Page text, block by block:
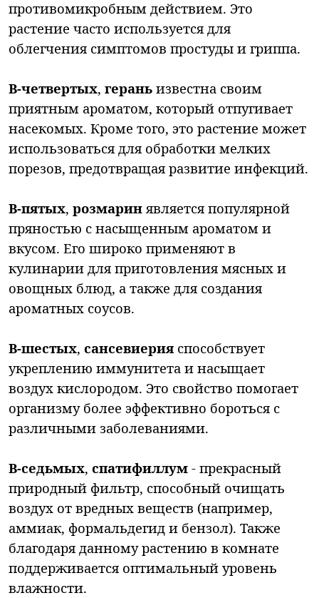
противомикробным действием. Это
растение часто используется для
облегчения симптомов простуды и гриппа.
В-четвертых, герань известна своим
приятным ароматом, который отпугивает
насекомых. Кроме того, это растение может
использоваться для обработки мелких
порезов, предотвращая развитие инфекций.
В-пятых, розмарин является популярной
пряностью с насыщенным ароматом и
вкусом. Его широко применяют в
кулинарии для приготовления мясных и
овощных блюд, а также для создания
ароматных соусов.
В-шестых, сансевиерия способствует
укреплению иммунитета и насыщает
воздух кислородом. Это свойство помогает
организму более эффективно бороться с
различными заболеваниями.
В-седьмых, спатифиллум - прекрасный
природный фильтр, способный очищать
воздух от вредных веществ (например,
аммиак, формальдегид и бензол). Также
благодаря данному растению в комнате
поддерживается оптимальный уровень
влажности.